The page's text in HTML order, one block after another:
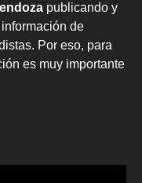
publicando y
información de
Por eso, para
es muy importante